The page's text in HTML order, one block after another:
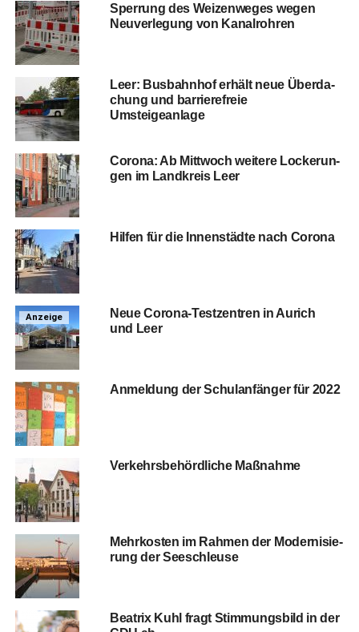
Sper­rung des Wei­zen­we­ges wegen
Neu­ver­le­gung von Kanalrohren
Leer: Bus­bahn­hof erhält neue Über­da­
chung und bar­rie­re­freie
Umsteigeanlage
Coro­na: Ab Mitt­woch wei­te­re Locke­run­
gen im Land­kreis Leer
Hil­fen für die Innen­städ­te nach Corona
Anzeige
Neue Coro­na-Test­zen­tren in Aurich
und Leer
Anmel­dung der Schul­an­fän­ger für 2022
Ver­kehrs­be­hörd­li­che Maßnahme
Mehr­kos­ten im Rah­men der Moder­ni­sie­
rung der Seeschleuse
Bea­trix Kuhl fragt Stim­mungs­bild in der